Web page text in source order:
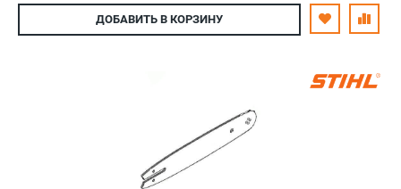
ДОБАВИТЬ В КОРЗИНУ